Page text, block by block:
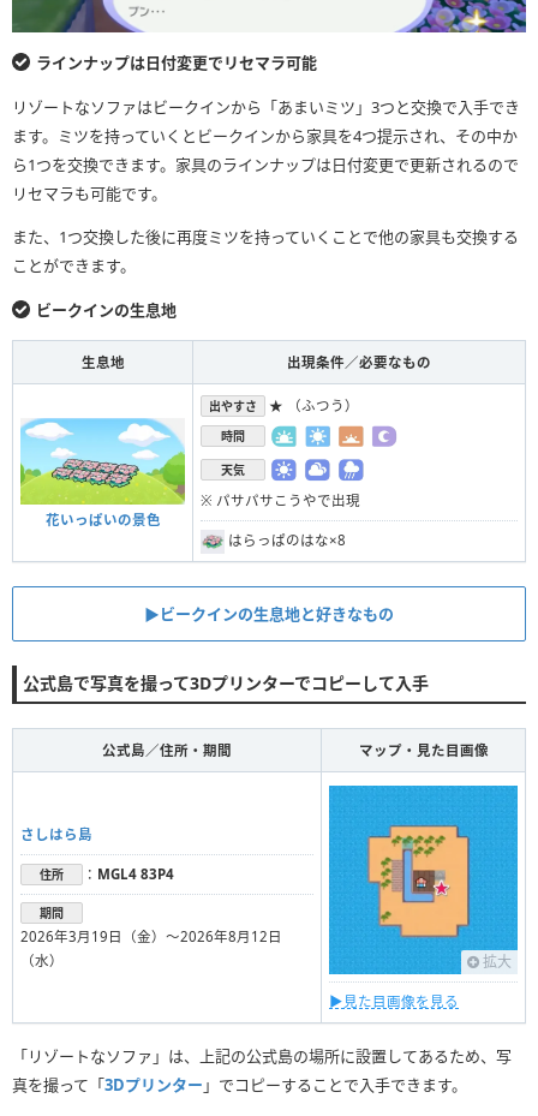
ラインナップは日付変更でリセマラ可能
リゾートなソファはビークインから「あまいミツ」3つと交換で入手でき
ます。ミツを持っていくとビークインから家具を4つ提示され、その中か
ら1つを交換できます。家具のラインナップは日付変更で更新されるので
リセマラも可能です。
また、1つ交換した後に再度ミツを持っていくことで他の家具も交換する
ことができます。
ビークインの生息地
生息地 出現条件／必要なもの
花いっぱいの景色
出やすさ ★ （ふつう）
時間
天気
※ パサパサこうやで出現
はらっぱのはな×8
▶︎ビークインの生息地と好きなもの
公式島で写真を撮って3Dプリンターでコピーして入手
公式島／住所・期間 マップ・見た目画像
さしはら島
住所 ： MGL4 83P4
期間
2026年3月19日（金）〜2026年8月12日
（水）
拡大
▶︎見た目画像を見る
「リゾートなソファ」は、上記の公式島の場所に設置してあるため、写
真を撮って「3Dプリンター 」でコピーすることで入手できます。